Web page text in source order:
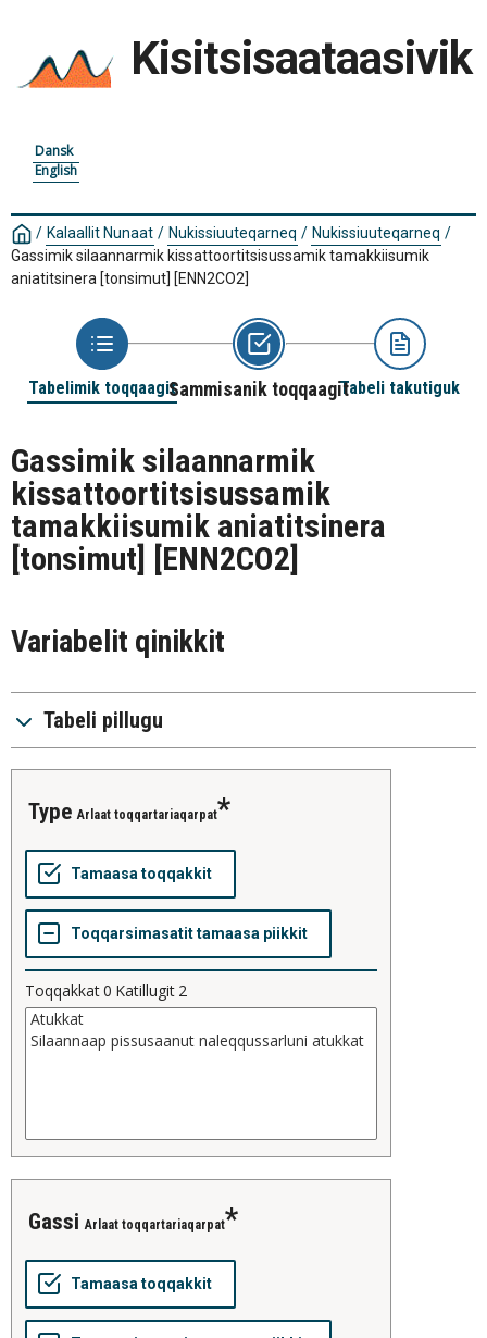
Kisitsisaataasivik
Dansk
English
/ Kalaallit Nunaat / Nukissiuuteqarneq / Nukissiuuteqarneq /
Gassimik silaannarmik kissattoortitsisussamik tamakkiisumik
aniatitsinera [tonsimut] [ENN2CO2]
Tabelimik toqqaagitSammisanik toqqaagitTabeli takutiguk
Gassimik silaannarmik
kissattoortitsisussamik
tamakkiisumik aniatitsinera
[tonsimut] [ENN2CO2]
Variabelit qinikkit
Tabeli pillugu
type Arlaat toqqartariaqarpat
Toqqakkat0 Katillugit 2
gassi Arlaat toqqartariaqarpat